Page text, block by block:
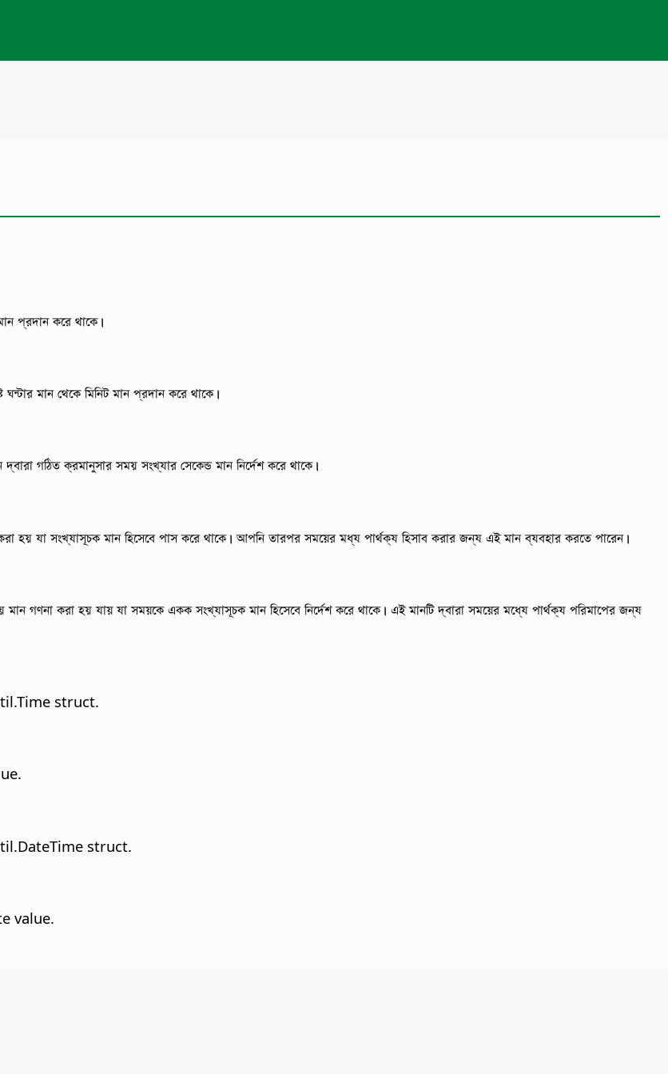
প্রদান করে থাকে।
মান থেকে মিনিট মান প্রদান করে থাকে।
গঠিত ক্রমানুসার সময় সংখ্যার সেকেন্ড মান নির্দেশ করে থাকে।
করা হয় যা সংখ্যাসূচক মান হিসেবে পাস করে থাকে। আপনি তারপর সময়ের মধ্য পার্থক্য হিসাব করার জন্য এই মান ব্যবহার করতে পারেন।
মান গণনা করা হয় যায় যা সময়কে একক সংখ্যাসূচক মান হিসেবে নির্দেশ করে থাকে। এই মানটি দ্বারা সময়ের মধ্যে পার্থক্য পরিমাপের জন্য
struct.
struct.
value.